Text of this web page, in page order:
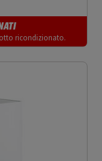
ricondizionato.